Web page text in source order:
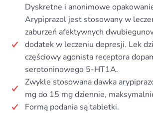
Dyskretne i anonimowe
Arypiprazol jest stosowany w
zaburzeń afektywnych
dodatek w leczeniu depresji. Lek
częściowy agonista receptora
serotoninowego 5-HT1A.
Zwykle stosowana dawka
mg do 15 mg dziennie,
Formą podania są tabletki.